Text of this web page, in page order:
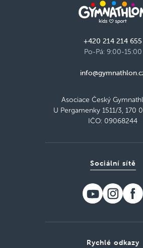
+420 214 214 655
Po-Pá: 9:00-15:00
Asociace Český
U Pergamenky 1511/3, 170
IČO: 09068244
Rychlé odkazy
Sociální sítě